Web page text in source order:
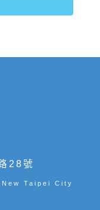
28號
Taipei City